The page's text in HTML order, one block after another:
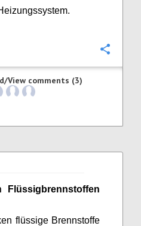
View comments (3)
flüssige Brennstoffe